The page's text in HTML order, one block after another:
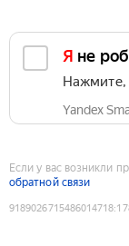
Я не
Нажмите,
Yandex
Если у вас возникли
обратной связи
9189026715486014718: